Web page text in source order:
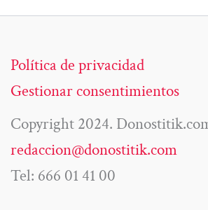
Política de privacidad
Gestionar consentimientos
Copyright 2024.
redaccion@donostitik.com
Tel: 666 01 41 00